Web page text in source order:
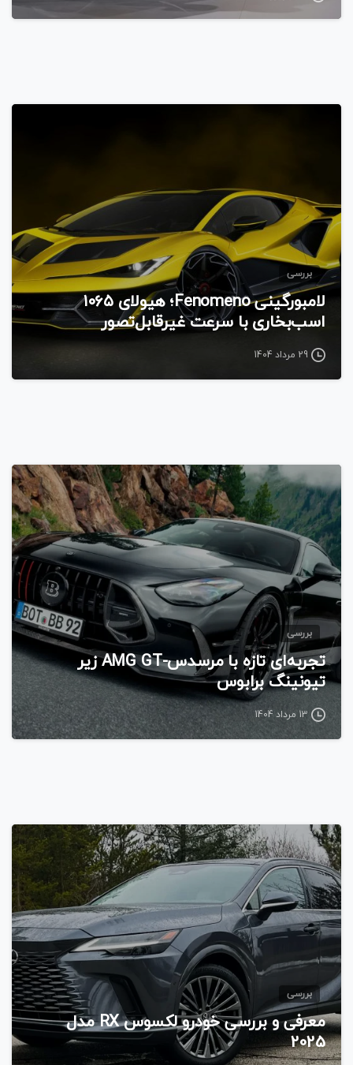
بررسی
لامبورگینی Fenomeno؛ هیولای ۱۰۶۵
اسب‌بخاری با سرعت غیرقابل‌تصور
29 مرداد 1404
بررسی
تجربه‌ای تازه با مرسدس-AMG GT زیر
تیونینگ برابوس
13 مرداد 1404
بررسی
معرفی و بررسی خودرو لکسوس RX مدل
2025